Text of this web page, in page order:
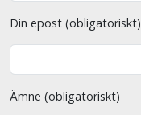
Din epost (obligatoriskt)
Ämne (obligatoriskt)